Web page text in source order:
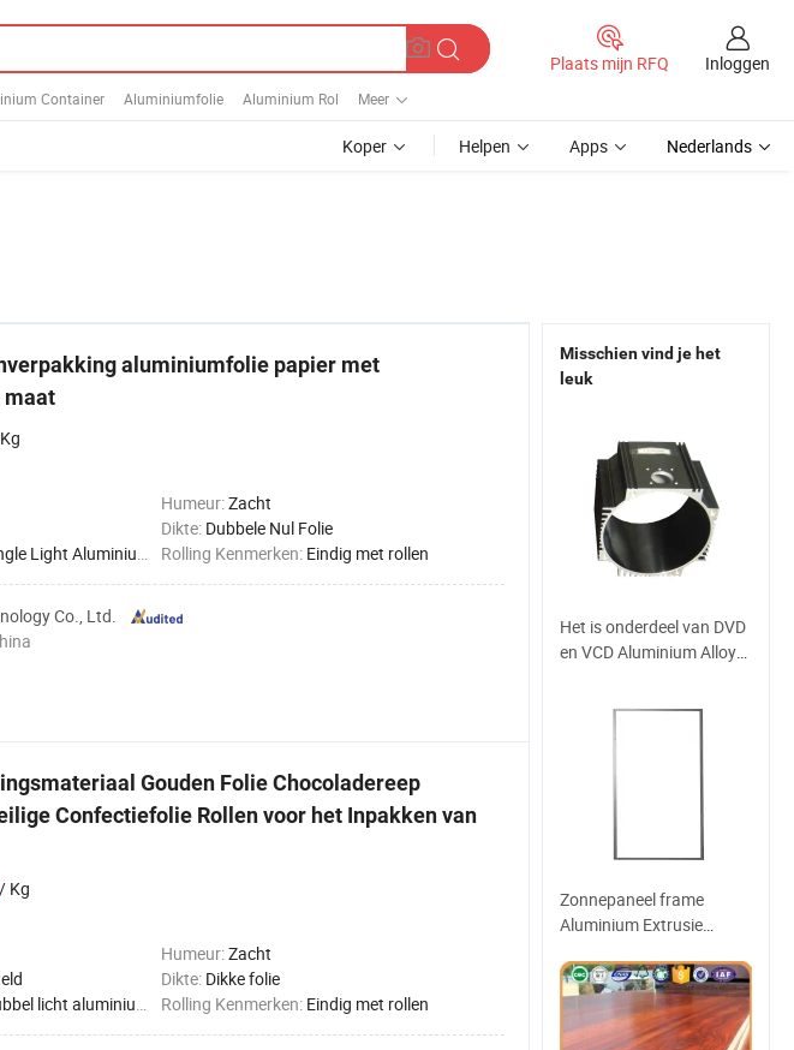
Container Aluminiumfolie Aluminium Rol Meer
Plaats mijn RFQ Inloggen
Koper Helpen Apps Nederlands
aluminiumfolie papier met
maat
Humeur:Zacht
Dikte: Dubbele Nul Folie
Light Aluminium Foil Rolling Kenmerken: Eindig met rollen
Co., Ltd.
Gouden Folie Chocoladereep
Confectiefolie Rollen voor het Inpakken van
/ Kg
Humeur:Zacht
Dikte: Dikke folie
licht aluminiumfolie Rolling Kenmerken: Eindig met rollen
Misschien vind je het
leuk
Het is onderdeel van DVD
en VCD Aluminium Alloy
Zonnepaneel frame
Aluminium Extrusie
Zwart Zonneframe
anodiseren geanodiseerd
frame